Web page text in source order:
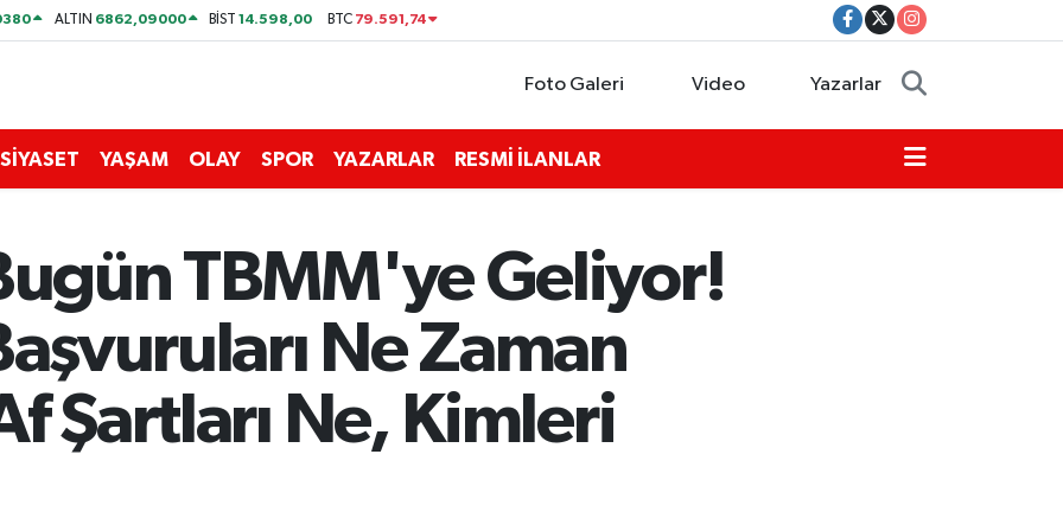
ALTIN 6862,09000 BİST14.598,00 BTC 79.591,74
Foto Galeri Video Yazarlar
SİYASET YAŞAM OLAY SPOR YAZARLAR RESMİ İLANLAR
TBMM'ye Geliyor!
Ne Zaman
Şartları Ne, Kimleri